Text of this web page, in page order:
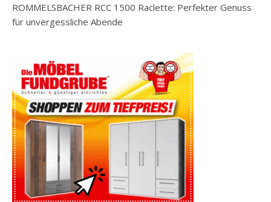
ROMMELSBACHER RCC 1500 Raclette: Perfekter Genuss
für unvergessliche Abende